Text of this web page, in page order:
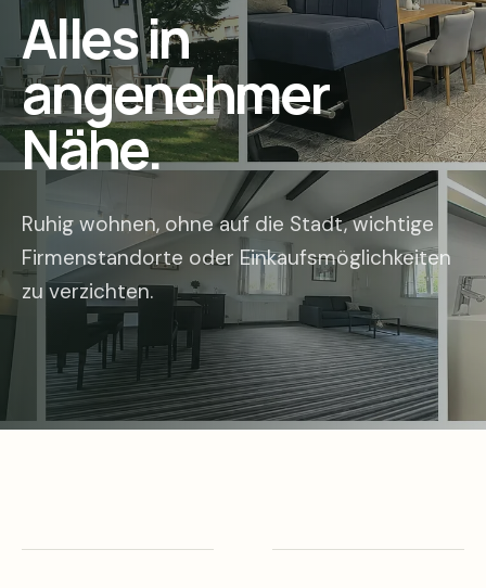
Alles in
angenehmer
Nähe.
Ruhig wohnen, ohne auf die Stadt, wichtige
Firmenstandorte oder Einkaufsmöglichkeiten
zu verzichten.